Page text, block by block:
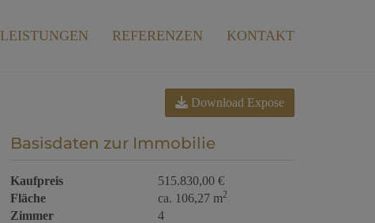
LEISTUNGEN REFERENZEN KONTAKT
Download Expose
Basisdaten zur Immobilie
Kaufpreis
515.830,00 €
Fläche
ca. 106,27 m2
Zimmer 4